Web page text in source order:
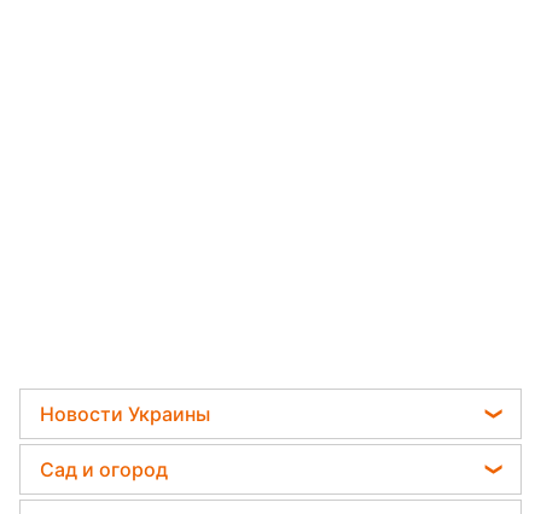
Новости Украины
Телеграм новости Украины
Пенсии в Украине
Сад и огород